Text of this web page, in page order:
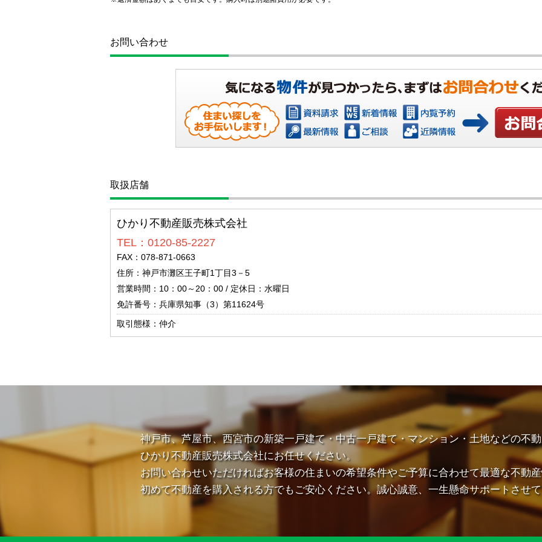
お問い合わせ
取扱店舗
ひかり不動産販売株式会社
TEL：0120-85-2227
FAX：078-871-0663
住所：神戸市灘区王子町1丁目3－5
営業時間：10：00～20：00 / 定休日：水曜日
免許番号：兵庫県知事（3）第11624号
取引態様：仲介
神戸市、芦屋市、西宮市の新築一戸建て・中古一戸建て・マンション・土地などの不
ひかり不動産販売株式会社にお任せください。
お問い合わせいただければお客様の住まいの希望条件やご予算に合わせて最適な不動
初めて不動産を購入される方でもご安心ください。誠心誠意、一生懸命サポートさせ